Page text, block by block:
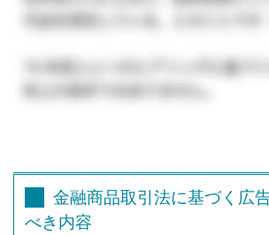
金融商品取引法に基づく広
べき内容